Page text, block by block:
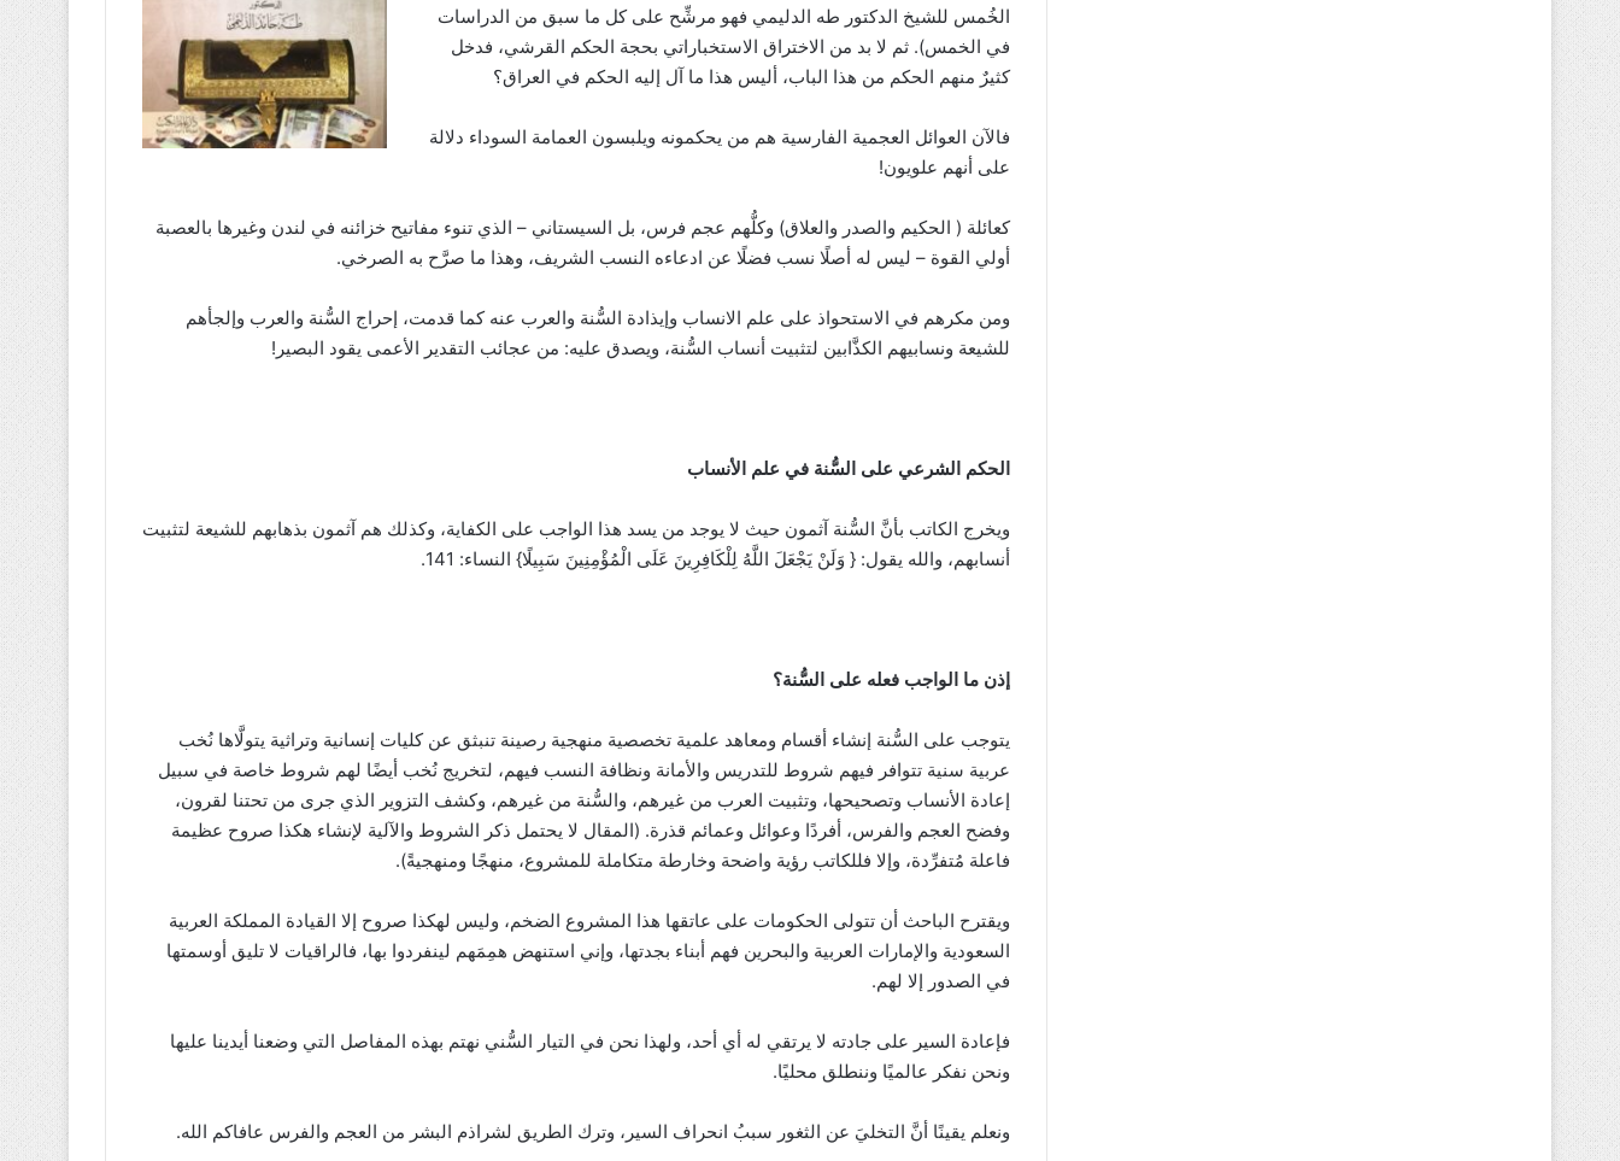
الخُمس للشيخ الدكتور طه الدليمي فهو مرشِّح على كل ما سبق من الدراسات
في الخمس). ثم لا بد من الاختراق الاستخباراتي بحجة الحكم القرشي، فدخل
كثيرٌ منهم الحكم من هذا الباب، أليس هذا ما آل إليه الحكم في العراق؟
فالآن العوائل العجمية الفارسية هم من يحكمونه ويلبسون العمامة السوداء دلالة
على أنهم علويون!
كعائلة ( الحكيم والصدر والعلاق) وكلُّهم عجم فرس، بل السيستاني – الذي تنوء مفاتيح خزائنه في لندن وغيرها بالعصبة
أولي القوة – ليس له أصلًا نسب فضلًا عن ادعاءه النسب الشريف، وهذا ما صرَّح به الصرخي.
ومن مكرهم في الاستحواذ على علم الانساب وإيذادة السُّنة والعرب عنه كما قدمت، إحراج السُّنة والعرب وإلجأهم
للشيعة ونسابيهم الكذَّابين لتثبيت أنساب السُّنة، ويصدق عليه: من عجائب التقدير الأعمى يقود البصير!
الحكم الشرعي على السُّنة في علم الأنساب
ويخرج الكاتب بأنَّ السُّنة آثمون حيث لا يوجد من يسد هذا الواجب على الكفاية، وكذلك هم آثمون بذهابهم للشيعة لتثبيت
أنسابهم، والله يقول: { وَلَنْ يَجْعَلَ اللَّهُ لِلْكَافِرِينَ عَلَى الْمُؤْمِنِينَ سَبِيلًا} النساء: 141.
إذن ما الواجب فعله على السُّنة؟
يتوجب على السُّنة إنشاء أقسام ومعاهد علمية تخصصية منهجية رصينة تنبثق عن كليات إنسانية وتراثية يتولَّاها نُخب
عربية سنية تتوافر فيهم شروط للتدريس والأمانة ونظافة النسب فيهم، لتخريج نُخب أيضًا لهم شروط خاصة في سبيل
إعادة الأنساب وتصحيحها، وتثبيت العرب من غيرهم، والسُّنة من غيرهم، وكشف التزوير الذي جرى من تحتنا لقرون،
وفضح العجم والفرس، أفردًا وعوائل وعمائم قذرة. (المقال لا يحتمل ذكر الشروط والآلية لإنشاء هكذا صروح عظيمة
فاعلة مُتفرِّدة، وإلا فللكاتب رؤية واضحة وخارطة متكاملة للمشروع، منهجًا ومنهجيةً).
ويقترح الباحث أن تتولى الحكومات على عاتقها هذا المشروع الضخم، وليس لهكذا صروح إلا القيادة المملكة العربية
السعودية والإمارات العربية والبحرين فهم أبناء بجدتها، وإني استنهض همِمَهم لينفردوا بها، فالراقيات لا تليق أوسمتها
في الصدور إلا لهم.
فإعادة السير على جادته لا يرتقي له أي أحد، ولهذا نحن في التيار السُّني نهتم بهذه المفاصل التي وضعنا أيدينا عليها
ونحن نفكر عالميًا وننطلق محليًا.
ونعلم يقينًا أنَّ التخليَ عن الثغور سببُ انحراف السير، وترك الطريق لشراذم البشر من العجم والفرس عافاكم الله.